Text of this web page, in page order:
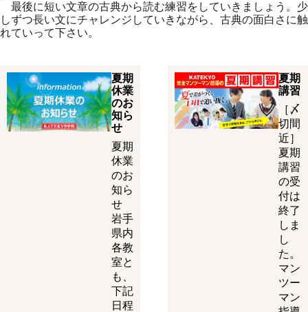
最後に短い文章の古典から読む練習をしていきましょう。少
しずつ長い文にチャレンジしていきながら、古典の面白さに触
れていって下さい。
夏期
休業
のお
知ら
せ
夏期
休業
のお
知ら
せ
岩手
県内
各教
室と
も、
下記
日程
夏期
講習
［〆
切間
近］
夏期
講習
の受
付は
終了
しま
し
た。
マン
ツー
マン